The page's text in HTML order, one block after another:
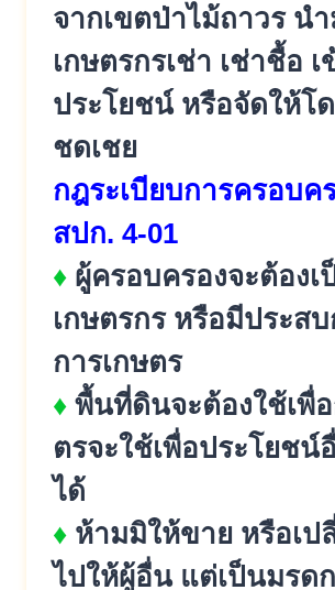
จากเขตป่าไม้ถาวร น
เกษตรกรเช่า เช่าชื้อ เ
ประโยชน์ หรือจัดให้โ
ชดเชย
กฎระเบียบการครอบค
สปก. 4-01
♦ ผู้ครอบครองจะต้องเ
เกษตรกร หรือมีประส
การเกษตร
♦ พื้นที่ดินจะต้องใช้เพื่
ตรจะใช้เพื่อประโยชน์
ได้
♦ ห้ามมิให้ขาย หรือเป
ไปให้ผู้อื่น แต่เป็นมรด